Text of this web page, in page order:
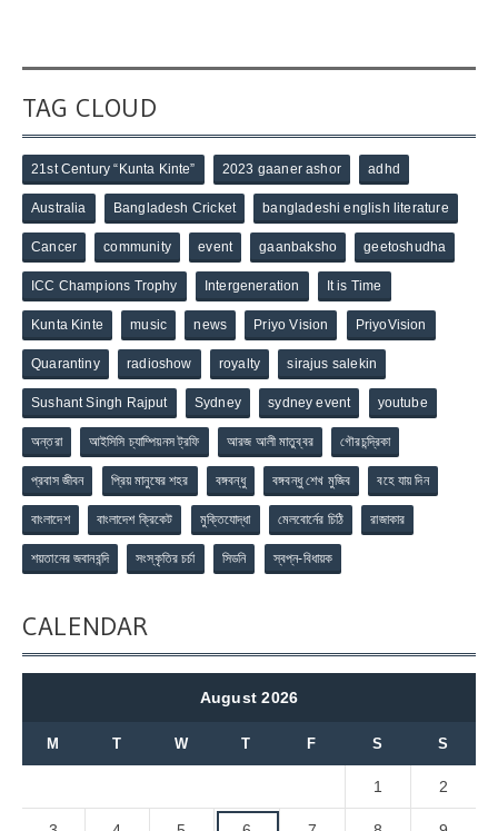
TAG CLOUD
21st Century “Kunta Kinte” 2023 gaaner ashor adhd
Australia Bangladesh Cricket bangladeshi english literature
Cancer community event gaanbaksho geetoshudha
ICC Champions Trophy Intergeneration It is Time
Kunta Kinte music news Priyo Vision PriyoVision
Quarantiny radioshow royalty sirajus salekin
Sushant Singh Rajput Sydney sydney event youtube
অন্তরা আইসিসি চ্যাম্পিয়নস ট্রফি আরজ আলী মাতুব্বর গৌরচন্দ্রিকা
প্রবাস জীবন প্রিয় মানুষের শহর বঙ্গবন্ধু বঙ্গবন্ধু শেখ মুজিব বহে যায় দিন
বাংলাদেশ বাংলাদেশ ক্রিকেট মুক্তিযোদ্ধা মেলবোর্নের চিঠি রাজাকার
শয়তানের জবানবন্দি সংস্কৃতির চর্চা সিডনি স্বপ্ন-বিধায়ক
CALENDAR
August 2026
M T W T F S S
1 2